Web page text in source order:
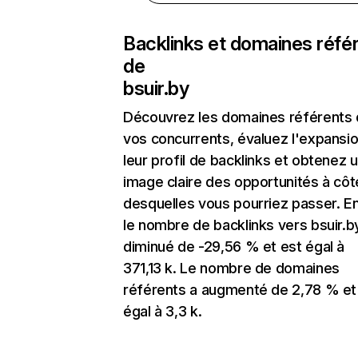
Backlinks et domaines
de
bsuir.by
Découvrez les domaines référents
vos concurrents, évaluez
leur profil de backlinks et obtenez
image claire des opportunités à
desquelles vous pourriez passer.
le nombre de backlinks vers
diminué de -29,56 % et est égal à
371,13 k. Le nombre de domaines
référents a augmenté de 2,78 %
égal à 3,3 k.